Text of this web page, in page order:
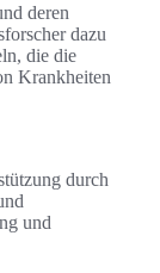
deren
dazu
die die
Krankheiten
durch
und